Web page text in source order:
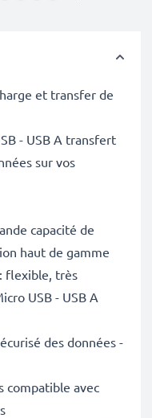
et transfer de
- USB A transfert
sur vos
capacité de
haut de gamme
flexible, très
USB - USB A
des données -
compatible avec